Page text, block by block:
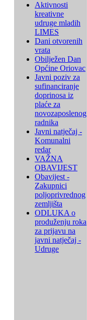
Aktivnosti
kreativne
udruge mladih
LIMES
Dani otvorenih
vrata
Obilježen Dan
Općine Oriovac
Javni poziv za
sufinanciranje
doprinosa iz
plaće za
novozaposlenog
radnika
Javni natječaj -
Komunalni
redar
VAŽNA
OBAVIJEST
Obavijest -
Zakupnici
poljoprivrednog
zemljišta
ODLUKA o
produženju roka
za prijavu na
javni natječaj -
Udruge